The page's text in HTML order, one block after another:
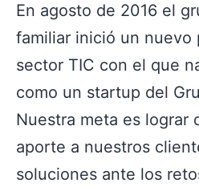
En agosto de 2016 el
familiar inició un nuevo
sector TIC con el que
como un startup del
Nuestra meta es lograr
aporte a nuestros
soluciones ante los